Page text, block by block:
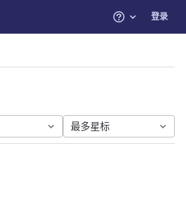
帮助 登录
最多星标